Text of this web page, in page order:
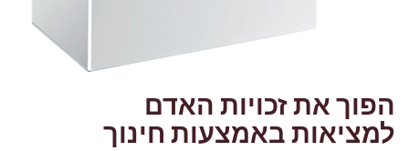
הפוך את זכויות האדם
למציאות באמצעות חינוך